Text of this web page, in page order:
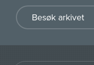
Besøk arkivet